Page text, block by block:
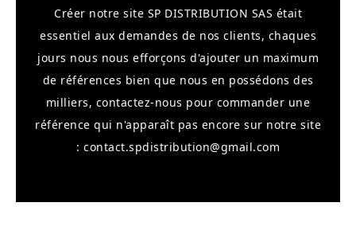
Bazoge en
Pareds
CSI de
Nantes
Winter Jump
Parc
Equestre du
Créer notre site SP DISTRIBUTION SAS était
essentiel aux demandes de nos clients, chaques
jours nous nous efforçons d'ajouter un maximum
de références bien que nous en possédons des
milliers, contactez-nous pour commander une
référence qui n'apparaît pas encore sur notre site
: contact.spdistribution@gmail.com